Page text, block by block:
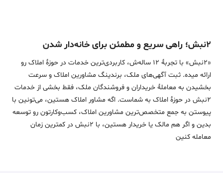
۲نبش؛ راهی سریع و مطمئن برای خانه‌دار شدن
«2نبش» با تجربۀ 12 ساله‌ش، کاربردی‌ترین خدمات در حوزۀ املاک رو
ارائه میده. ثبت آگهی‌های ملک، برندینگ مشاورین املاک و سرعت
بخشیدن به معاملۀ خریداران و فروشندگان ملک، فقط بخشی از خدمات
2نبش در حوزۀ املاک به شماست. اگه مشاور املاک هستین، می‌تونین با
پیوستن به جمع متخصص‌ترین مشاورین املاک، کسب‌وکارتون رو توسعه
بدین و اگر هم مالک یا خریدار هستین، با 2نبش در کمترین زمان
معامله‌ کنین